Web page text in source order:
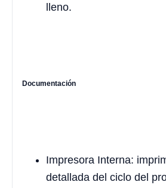
lleno.
Documentación
Impresora Interna:
detallada del ciclo del